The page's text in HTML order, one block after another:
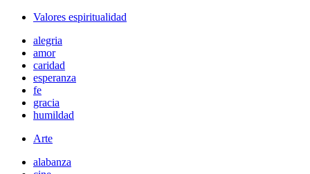
Valores espiritualidad
alegria
amor
caridad
esperanza
fe
gracia
humildad
Arte
alabanza